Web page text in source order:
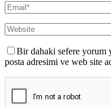
Bir dahaki sefere yorum
posta adresimi ve web site